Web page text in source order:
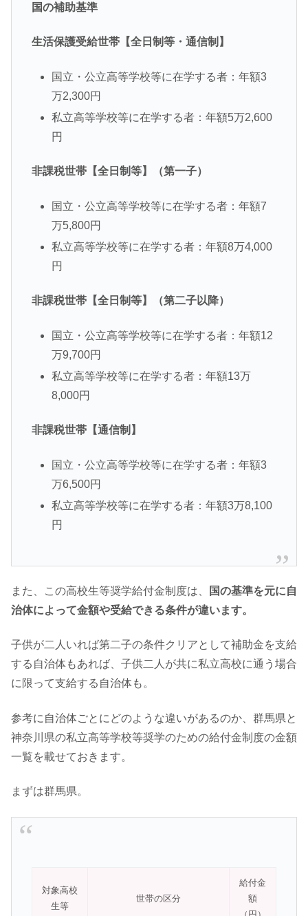
国の補助基準
生活保護受給世帯【全日制等・通信制】
国立・公立高等学校等に在学する者：年額3
万2,300円
私立高等学校等に在学する者：年額5万2,600
円
非課税世帯【全日制等】（第一子）
国立・公立高等学校等に在学する者：年額7
万5,800円
私立高等学校等に在学する者：年額8万4,000
円
非課税世帯【全日制等】（第二子以降）
国立・公立高等学校等に在学する者：年額12
万9,700円
私立高等学校等に在学する者：年額13万
8,000円
非課税世帯【通信制】
国立・公立高等学校等に在学する者：年額3
万6,500円
私立高等学校等に在学する者：年額3万8,100
円
また、この高校生等奨学給付金制度は、
国の基準を元に自
治体によって金額や受給できる条件が違います。
子供が二人いれば第二子の条件クリアとして補助金を支給
する自治体もあれば、子供二人が共に私立高校に通う場合
に限って支給する自治体も。
参考に自治体ごとにどのような違いがあるのか、群馬県と
神奈川県の私立高等学校等奨学のための給付金制度の金額
一覧を載せておきます。
まずは群馬県。
対象高校
生等
世帯の区分
給付金
額